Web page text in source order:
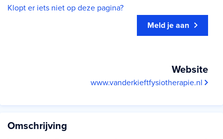
Klopt er iets niet op deze pagina?
Meld je aan
Website
www.vanderkieftfysiotherapie.nl
Omschrijving